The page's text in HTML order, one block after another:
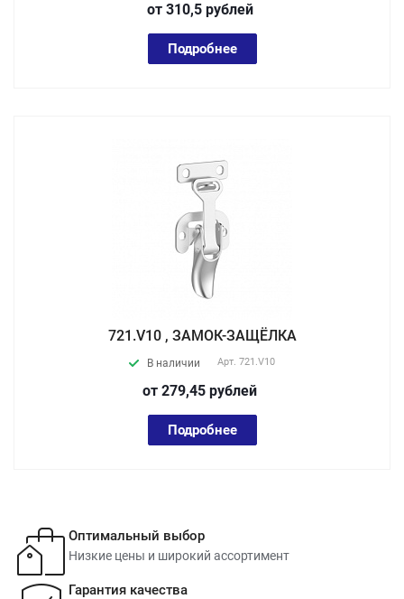
от 310,5 рублей
Подробнее
721.V10 , ЗАМОК-ЗАЩЁЛКА
В наличии Арт. 721.V10
от 279,45 рублей
Подробнее
Оптимальный выбор
Низкие цены и широкий ассортимент
Гарантия качества